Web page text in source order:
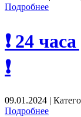
Подробнее
❗️ 24
❗️
09.01.2024 |
Подробнее